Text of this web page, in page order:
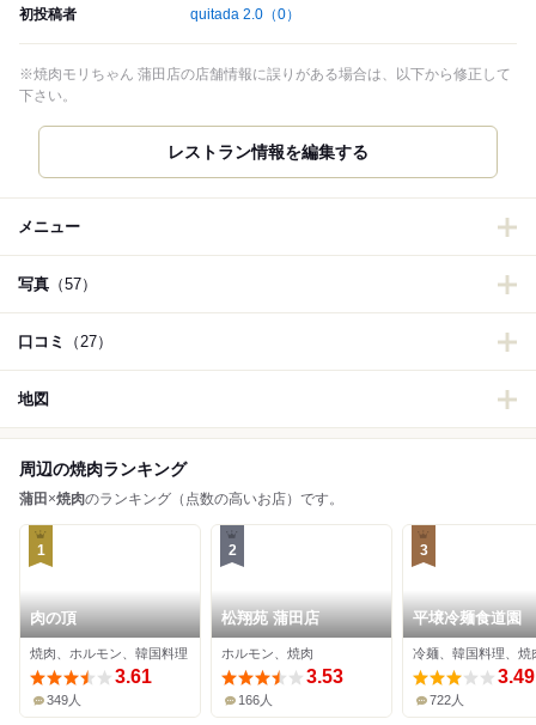
初投稿者 quitada 2.0 （0）
※焼肉モリちゃん 蒲田店の店舗情報に誤りがある場合は、以下から修正して
下さい。
レストラン情報を編集する
メニュー
写真 （57）
口コミ （27）
地図
周辺の焼肉ランキング
蒲田 ×焼肉のランキング（点数の高いお店）です。
1
肉の頂
焼肉、ホルモン、韓国料理
3.61
349人
2
松翔苑 蒲田店
ホルモン、焼肉
3.53
166人
3
平壌冷麺食道園
冷麺、韓国料理、焼
3.49
722人